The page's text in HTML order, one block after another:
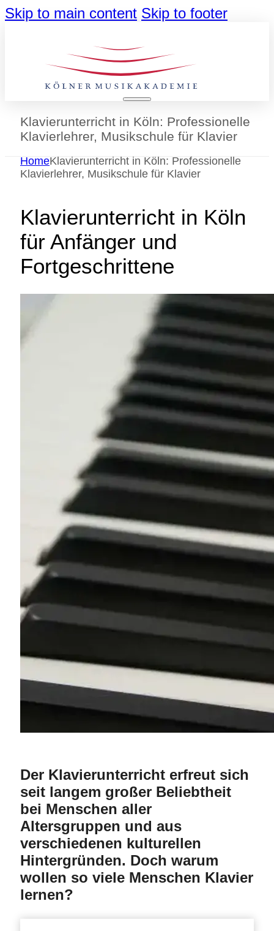
Skip to main content Skip to footer
Klavierunterricht in Köln: Professionelle
Klavierlehrer, Musikschule für Klavier
HomeKlavierunterricht in Köln: Professionelle
Klavierlehrer, Musikschule für Klavier
Klavierunterricht in Köln
für Anfänger und
Fortgeschrittene
Der Klavierunterricht erfreut sich
seit langem großer Beliebtheit
bei Menschen aller
Altersgruppen und aus
verschiedenen kulturellen
Hintergründen. Doch warum
wollen so viele Menschen Klavier
lernen?